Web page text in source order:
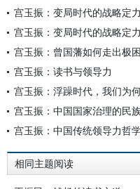
宫玉振：变局时代的战略
宫玉振：变局时代的战略定
宫玉振：曾国藩如何走出极
宫玉振：读书与领导力
宫玉振：浮躁时代，我们为
宫玉振：中国国家治理的民
宫玉振：中国传统领导力哲
相同主题阅读